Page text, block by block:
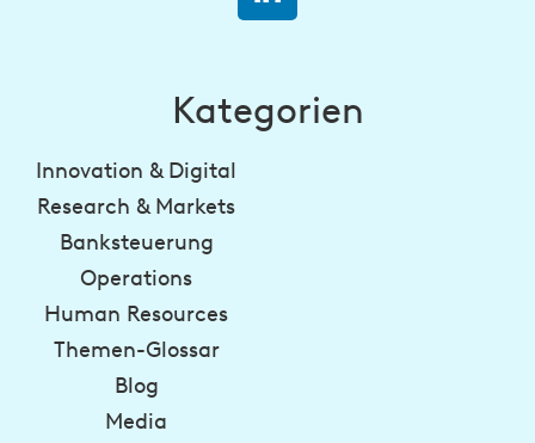
Kategorien
Innovation & Digital
Research & Markets
Banksteuerung
Operations
Human Resources
Themen-Glossar
Blog
Media